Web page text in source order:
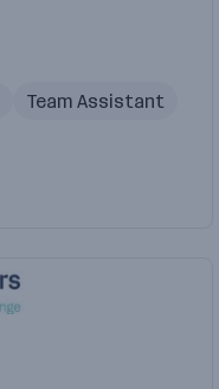
Team Assistant